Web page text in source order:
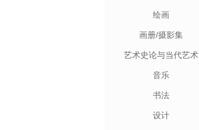
绘画
画册/摄影集
艺术史论与当代艺术
音乐
书法
设计